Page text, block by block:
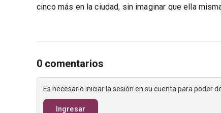
cinco más en la ciudad, sin imaginar que ella
0 comentarios
Es necesario iniciar la sesión en su cuenta para poder
Ingresar